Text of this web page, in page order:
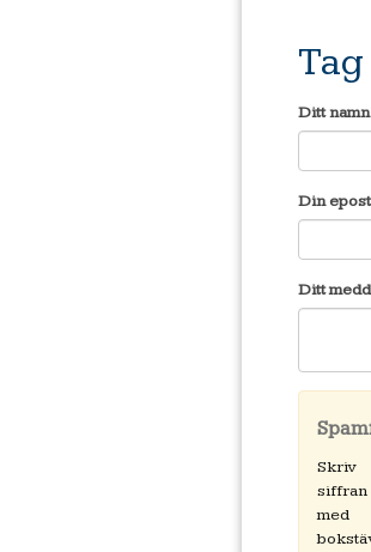
Ditt namn
Din
Ditt
Skriv
siffran
med